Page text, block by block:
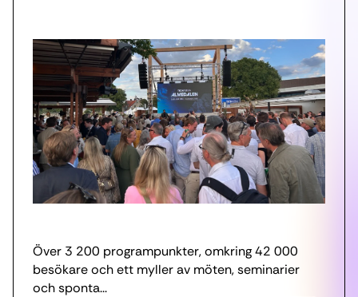
Över 3 200 programpunkter, omkring 42 000
besökare och ett myller av möten, seminarier
och sponta...